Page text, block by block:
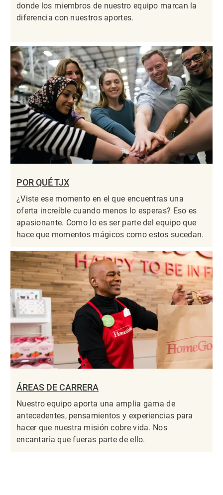
donde los miembros de nuestro equipo marcan la
diferencia con nuestros aportes.
POR QUÉ TJX
¿Viste ese momento en el que encuentras una
oferta increíble cuando menos lo esperas? Eso es
apasionante. Como lo es ser parte del equipo que
hace que momentos mágicos como estos sucedan.
ÁREAS DE CARRERA
Nuestro equipo aporta una amplia gama de
antecedentes, pensamientos y experiencias para
hacer que nuestra misión cobre vida. Nos
encantaría que fueras parte de ello.